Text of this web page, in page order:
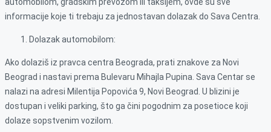
informacije koje ti trebaju za jednostavan dolazak do Sava Centra.
Dolazak automobilom:
Ako dolaziš iz pravca centra Beograda, prati znakove za Novi
Beograd i nastavi prema Bulevaru Mihajla Pupina. Sava Centar se
nalazi na adresi Milentija Popovića 9, Novi Beograd. U blizini je
dostupan i veliki parking, što ga čini pogodnim za posetioce koji
dolaze sopstvenim vozilom.